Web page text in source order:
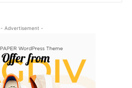
- Advertisement -